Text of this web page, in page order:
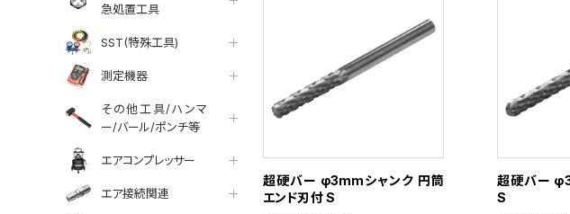
急処置工具
SST(特殊工具)
測定機器
その他工具/ハンマ
ー/バール/ポンチ等
エアコンプレッサー
エア接続関連
超硬バー φ3mmシャンク 円筒
エンド刃付 S
超硬バー
S